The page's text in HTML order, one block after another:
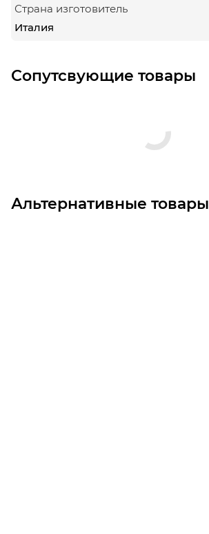
Страна изготовитель
Италия
Сопутсвующие товары
Альтернативные товары